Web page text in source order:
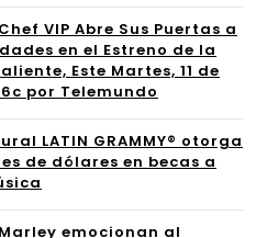
TÓ
N
DE
VIB
RA
VIP Abre Sus Puertas a
en el Estreno de la
Este Martes, 11 de
por Telemundo
LATIN GRAMMY® otorga
de dólares en becas a
emocionan al